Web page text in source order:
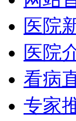
医院
医院
看病
专家